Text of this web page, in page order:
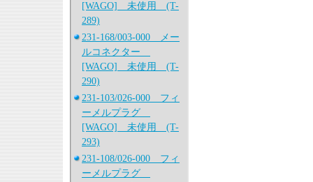
[WAGO] 未使用 (T-
289)
231-168/003-000 メー
ルコネクター
[WAGO] 未使用 (T-
290)
231-103/026-000 フィ
ーメルプラグ
[WAGO] 未使用 (T-
293)
231-108/026-000 フィ
ーメルプラグ